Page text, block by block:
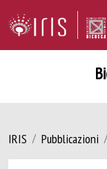
IRIS Pubblicazioni